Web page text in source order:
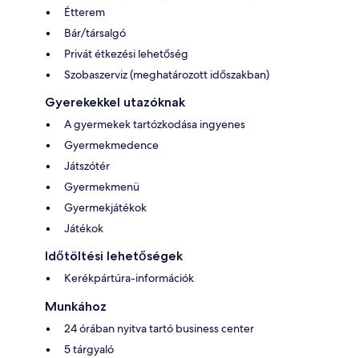
Étterem
Bár/társalgó
Privát étkezési lehetőség
Szobaszerviz (meghatározott időszakban)
Gyerekekkel utazóknak
A gyermekek tartózkodása ingyenes
Gyermekmedence
Játszótér
Gyermekmenü
Gyermekjátékok
Játékok
Időtöltési lehetőségek
Kerékpártúra-információk
Munkához
24 órában nyitva tartó business center
5 tárgyaló